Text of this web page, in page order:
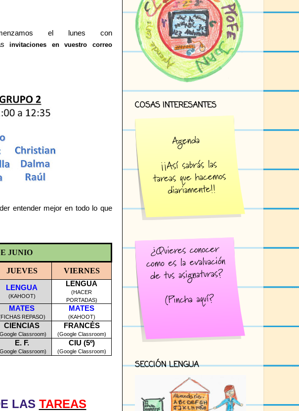
el lunes con
invitaciones en vuestro correo
entender mejor en todo lo que
JUNIO
JUEVES VIERNES
LENGUA
(KAHOOT)
LENGUA
(HACER
PORTADAS)
MATES
REPASO)
MATES
(KAHOOT)
CIENCIAS
Classroom)
FRANCÉS
(Google Classroom)
E. F.
Classroom)
CIU (5º)
(Google Classroom)
LAS TAREAS
COSAS INTERESANTES
SECCIÓN LENGUA